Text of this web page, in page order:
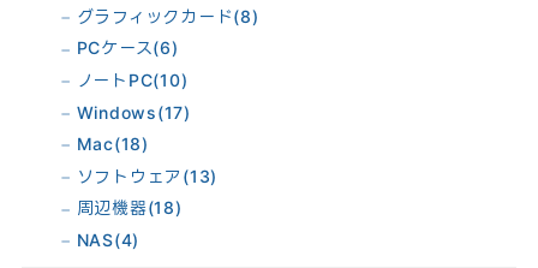
グラフィックカード(8)
PCケース(6)
ノートPC(10)
Windows(17)
Mac(18)
ソフトウェア (13)
周辺機器(18)
NAS(4)